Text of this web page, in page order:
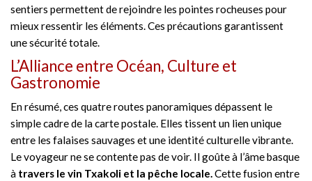
sentiers permettent de rejoindre les pointes rocheuses pour
mieux ressentir les éléments. Ces précautions garantissent
une sécurité totale.
L’Alliance entre Océan, Culture et
Gastronomie
En résumé, ces quatre routes panoramiques dépassent le
simple cadre de la carte postale. Elles tissent un lien unique
entre les falaises sauvages et une identité culturelle vibrante.
Le voyageur ne se contente pas de voir. Il goûte à l’âme basque
à travers le vin Txakoli et la pêche locale.Cette fusion entre